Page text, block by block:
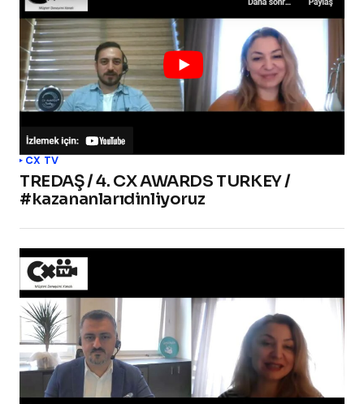
CX TV
TREDAŞ / 4. CX AWARDS TURKEY /
#kazananlarıdinliyoruz